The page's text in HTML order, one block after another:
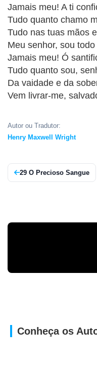
REVIEW
PLAYBACK
AUTORES
DA
HARPA
APP
Jamais meu! A ti
Tudo quanto chamo
Tudo nas tuas mãos
Meu senhor, sou todo
Jamais meu! Ó
Tudo quanto sou,
Da vaidade e da
Vem livrar-me,
Autor ou Tradutor:
Henry Maxwell Wright
29 O Precioso Sangue
Conheça os